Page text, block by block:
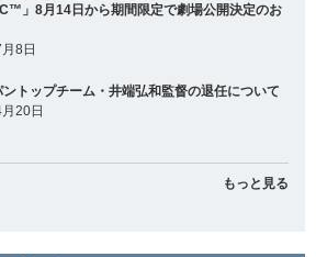
」8月14日から期間限定で劇場公開決定のお
8日
トップチーム・井端弘和監督の退任について
20日
もっと見る